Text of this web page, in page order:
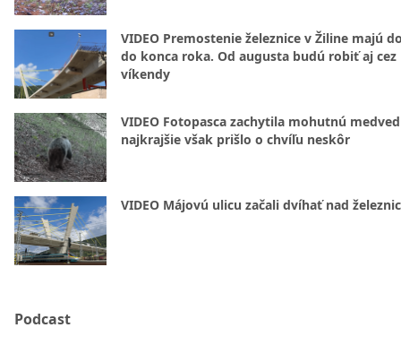
VIDEO Premostenie železnice v Žiline majú
do konca roka. Od augusta budú robiť aj cez
víkendy
VIDEO Fotopasca zachytila mohutnú
najkrajšie však prišlo o chvíľu neskôr
VIDEO Májovú ulicu začali dvíhať nad
Podcast